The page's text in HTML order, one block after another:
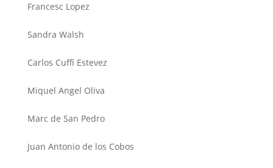
Francesc Lopez
Sandra Walsh
Carlos Cuffí Estevez
Miquel Angel Oliva
Marc de San Pedro
Juan Antonio de los Cobos